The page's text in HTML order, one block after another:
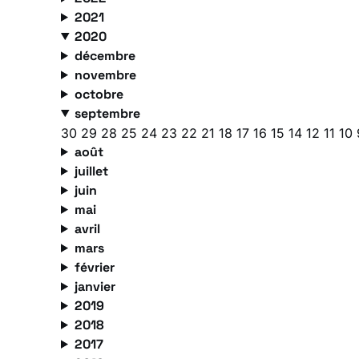
2021
2020
décembre
novembre
octobre
septembre
30 29 28 25 24 23 22 21 18 17 16 15 14 12 11 10
août
juillet
juin
mai
avril
mars
février
janvier
2019
2018
2017